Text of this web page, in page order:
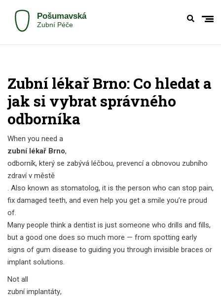
Zubní lékař Brno: Co hledat a
jak si vybrat správného
odborníka
When you need a
zubní lékař Brno,
odborník, který se zabývá léčbou, prevencí a obnovou zubního
zdraví v městě
. Also known as stomatolog, it is the person who can stop pain,
fix damaged teeth, and even help you get a smile you’re proud
of.
Many people think a dentist is just someone who drills and fills,
but a good one does so much more — from spotting early
signs of gum disease to guiding you through invisible braces or
implant solutions.
Not all
zubní implantáty,